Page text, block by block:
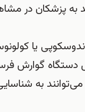
به پزشکان
یا
گوارش
به